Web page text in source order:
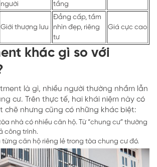
người
tầng
Giới thượng lưu
Đẳng cấp, tầm
nhìn đẹp, riêng
tư
Giá cực cao
khác gì so với
là gì, nhiều người thường nhầm lẫn
cư. Trên thực tế, hai khái niệm này có
chẽ nhưng cũng có những khác biệt:
nhà có nhiều căn hộ. Từ “chung cư” thường
công trình.
căn hộ riêng lẻ trong tòa chung cư đó.